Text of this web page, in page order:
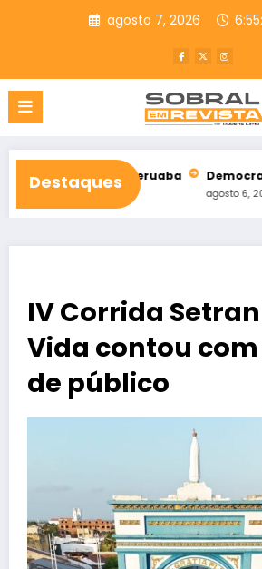
agosto 7, 2026
Destaques
Taperuaba Democracia Cristã
agosto 6, 2026
IV Corrida
Vida contou
de público